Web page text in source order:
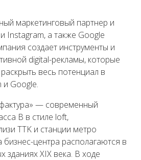
маркетинговый партнер и
Instagram, а также Google
создает инструменты и
digital-рекламы, которые
весь потенциал в
и Google.
— современный
B в стиле loft,
TTK и станции метро
бизнес-центра располагаются в
зданиях XIX века. В ходе